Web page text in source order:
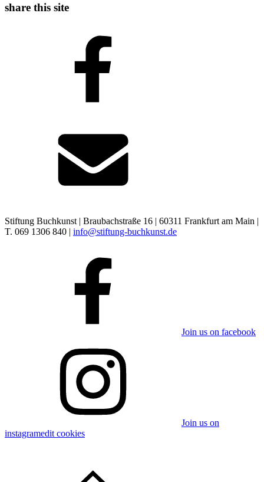
share this site
Stiftung Buchkunst | Braubachstraße 16 | 60311 Frankfurt am Main |
T. 069 1306 840 | info@stiftung-buchkunst.de
Join us on facebook
Join us on
instagramedit cookies